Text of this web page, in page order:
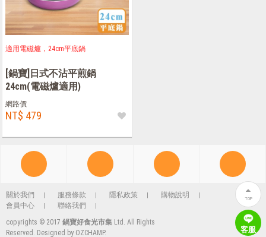
適用電磁爐，24cm平底鍋
[鍋寶]日式不沾平煎鍋
24cm(電磁爐適用)
網路價
NT$ 479
關於我們 服務條款 隱私政策
購物說明
會員中心
聯絡我們
copyrights © 2017 鍋寶好食光市集 Ltd. All Rights
Reserved. Designed by OZCHAMP.
TOP
客服